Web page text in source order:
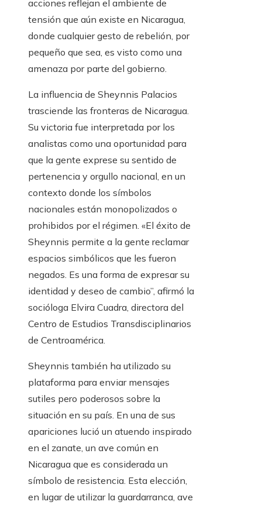
acciones reflejan el ambiente de
tensión que aún existe en Nicaragua,
donde cualquier gesto de rebelión, por
pequeño que sea, es visto como una
amenaza por parte del gobierno.
La influencia de Sheynnis Palacios
trasciende las fronteras de Nicaragua.
Su victoria fue interpretada por los
analistas como una oportunidad para
que la gente exprese su sentido de
pertenencia y orgullo nacional, en un
contexto donde los símbolos
nacionales están monopolizados o
prohibidos por el régimen. «El éxito de
Sheynnis permite a la gente reclamar
espacios simbólicos que les fueron
negados. Es una forma de expresar su
identidad y deseo de cambio”, afirmó la
socióloga Elvira Cuadra, directora del
Centro de Estudios Transdisciplinarios
de Centroamérica.
Sheynnis también ha utilizado su
plataforma para enviar mensajes
sutiles pero poderosos sobre la
situación en su país. En una de sus
apariciones lució un atuendo inspirado
en el zanate, un ave común en
Nicaragua que es considerada un
símbolo de resistencia. Esta elección,
en lugar de utilizar la guardarranca, ave